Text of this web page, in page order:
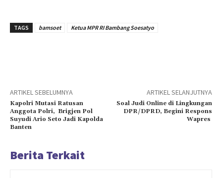
TAGS bamsoet Ketua MPR RI Bambang Soesatyo
ARTIKEL SEBELUMNYA
Kapolri Mutasi Ratusan
Anggota Polri, Brigjen Pol
Suyudi Ario Seto Jadi Kapolda
Banten
ARTIKEL SELANJUTNYA
Soal Judi Online di Lingkungan
DPR/DPRD, Begini Respons
Wapres
Berita Terkait